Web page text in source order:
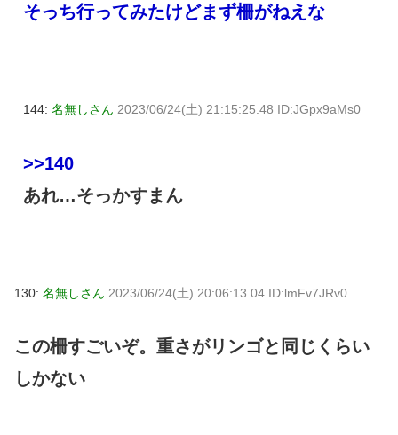
そっち行ってみたけどまず柵がねえな
144: 名無しさん 2023/06/24(土) 21:15:25.48 ID:JGpx9aMs0
>>140
あれ…そっかすまん
130: 名無しさん 2023/06/24(土) 20:06:13.04 ID:lmFv7JRv0
この柵すごいぞ。重さがリンゴと同じくらい
しかない